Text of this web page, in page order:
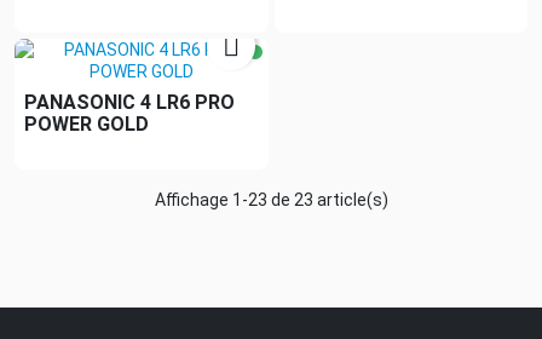

PANASONIC 4 LR6 PRO
POWER GOLD
Affichage 1-23 de 23 article(s)